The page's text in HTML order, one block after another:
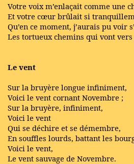
Votre voix m’enlaçait comme une
Et votre cœur brûlait si
Qu’en ce moment, j’aurais pu voir
Les tortueux chemins qui vont
Le vent
Sur la bruyère longue infiniment,
Voici le vent cornant Novembre ;
Sur la bruyère, infiniment,
Voici le vent
Qui se déchire et se démembre,
En souffles lourds, battant les
Voici le vent,
Le vent sauvage de Novembre.